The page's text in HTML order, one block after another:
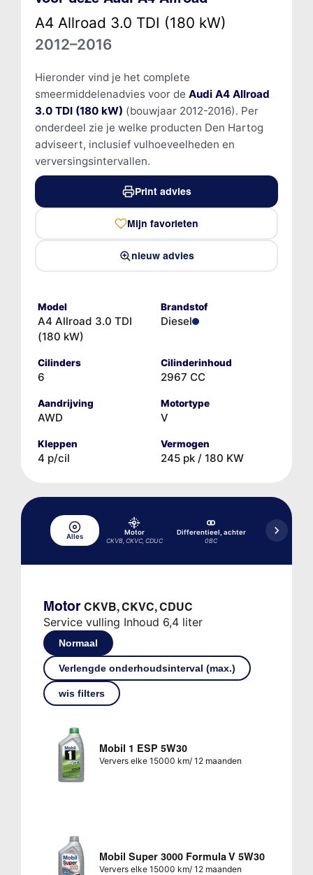
A4 Allroad 3.0 TDI (180 kW)
2012–2016
Hieronder vind je het complete
smeermiddelenadvies voor de Audi A4 Allroad
3.0 TDI (180 kW) (bouwjaar 2012-2016). Per
onderdeel zie je welke producten Den Hartog
adviseert, inclusief vulhoeveelheden en
verversingsintervallen.
Print advies
Mijn favorieten
nieuw advies
Model
A4 Allroad 3.0 TDI
(180 kW)
Brandstof
Diesel
Cilinders
6
Cilinderinhoud
2967 CC
Aandrijving
AWD
Motortype
V
Kleppen
4 p/cil
Vermogen
245 pk / 180 KW
Alles
Motor
CKVB, CKVC, CDUC
Differentieel, achter
0BC
Motor CKVB, CKVC, CDUC
Service vulling Inhoud 6,4 liter
Normaal
Verlengde onderhoudsinterval (max.)
wis filters
Mobil 1 ESP 5W30
Ververs elke 15000 km/ 12 maanden
Mobil Super 3000 Formula V 5W30
Ververs elke 15000 km/ 12 maanden